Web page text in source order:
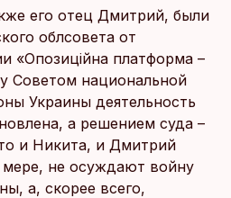
его отец Дмитрий, были
облсовета от
«Опозиційна платформа –
Советом национальной
Украины деятельность
а решением суда –
и Никита, и Дмитрий
не осуждают войну
а, скорее всего,